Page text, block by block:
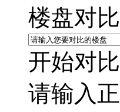
楼盘对
开始对比
请输入